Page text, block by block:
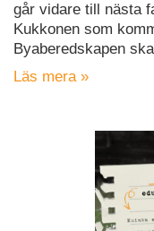
går vidare till nästa
Kukkonen som
Byaberedskapen
Läs mera »